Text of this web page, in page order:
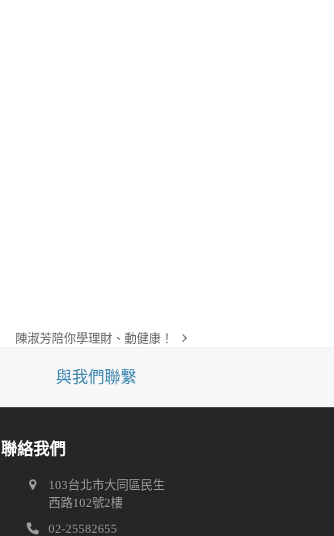
next
陳淑芳陪你學理財、動健康！
與我們聯繫
聯絡我們
103台北市大同區民生
西路102號2樓
02-25582655